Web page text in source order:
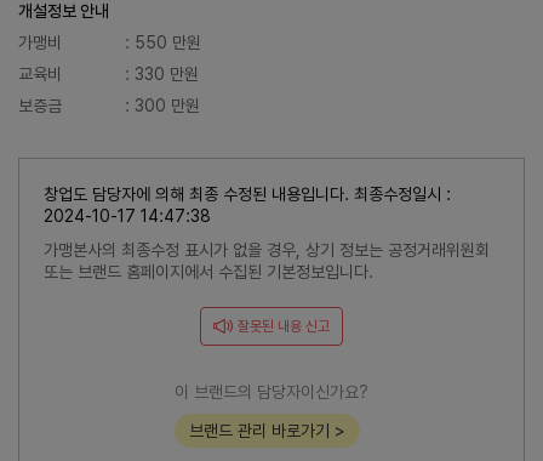
개설정보 안내
가맹비
: 550 만원
교육비
: 330 만원
보증금
: 300 만원
창업도 담당자에 의해 최종 수정된 내용입니다. 최종수정일시 :
2024-10-17 14:47:38
가맹본사의 최종수정 표시가 없을 경우, 상기 정보는 공정거래위원회
또는 브랜드 홈페이지에서 수집된 기본정보입니다.
잘못된 내용 신고
이 브랜드의 담당자이신가요?
브랜드 관리 바로가기 >